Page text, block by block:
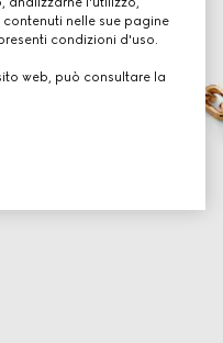
nelle sue pagine
condizioni d'uso.
web, può consultare la